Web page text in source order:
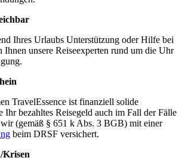
Ihres Urlaubs Unterstützung oder Hilfe bei
Ihnen unsere Reiseexperten rund um die Uhr
TravelEssence ist finanziell solide
Ihr bezahltes Reisegeld auch im Fall der Fälle
(gemäß § 651 k Abs. 3 BGB) mit einer
beim DRSF versichert.
Krisen